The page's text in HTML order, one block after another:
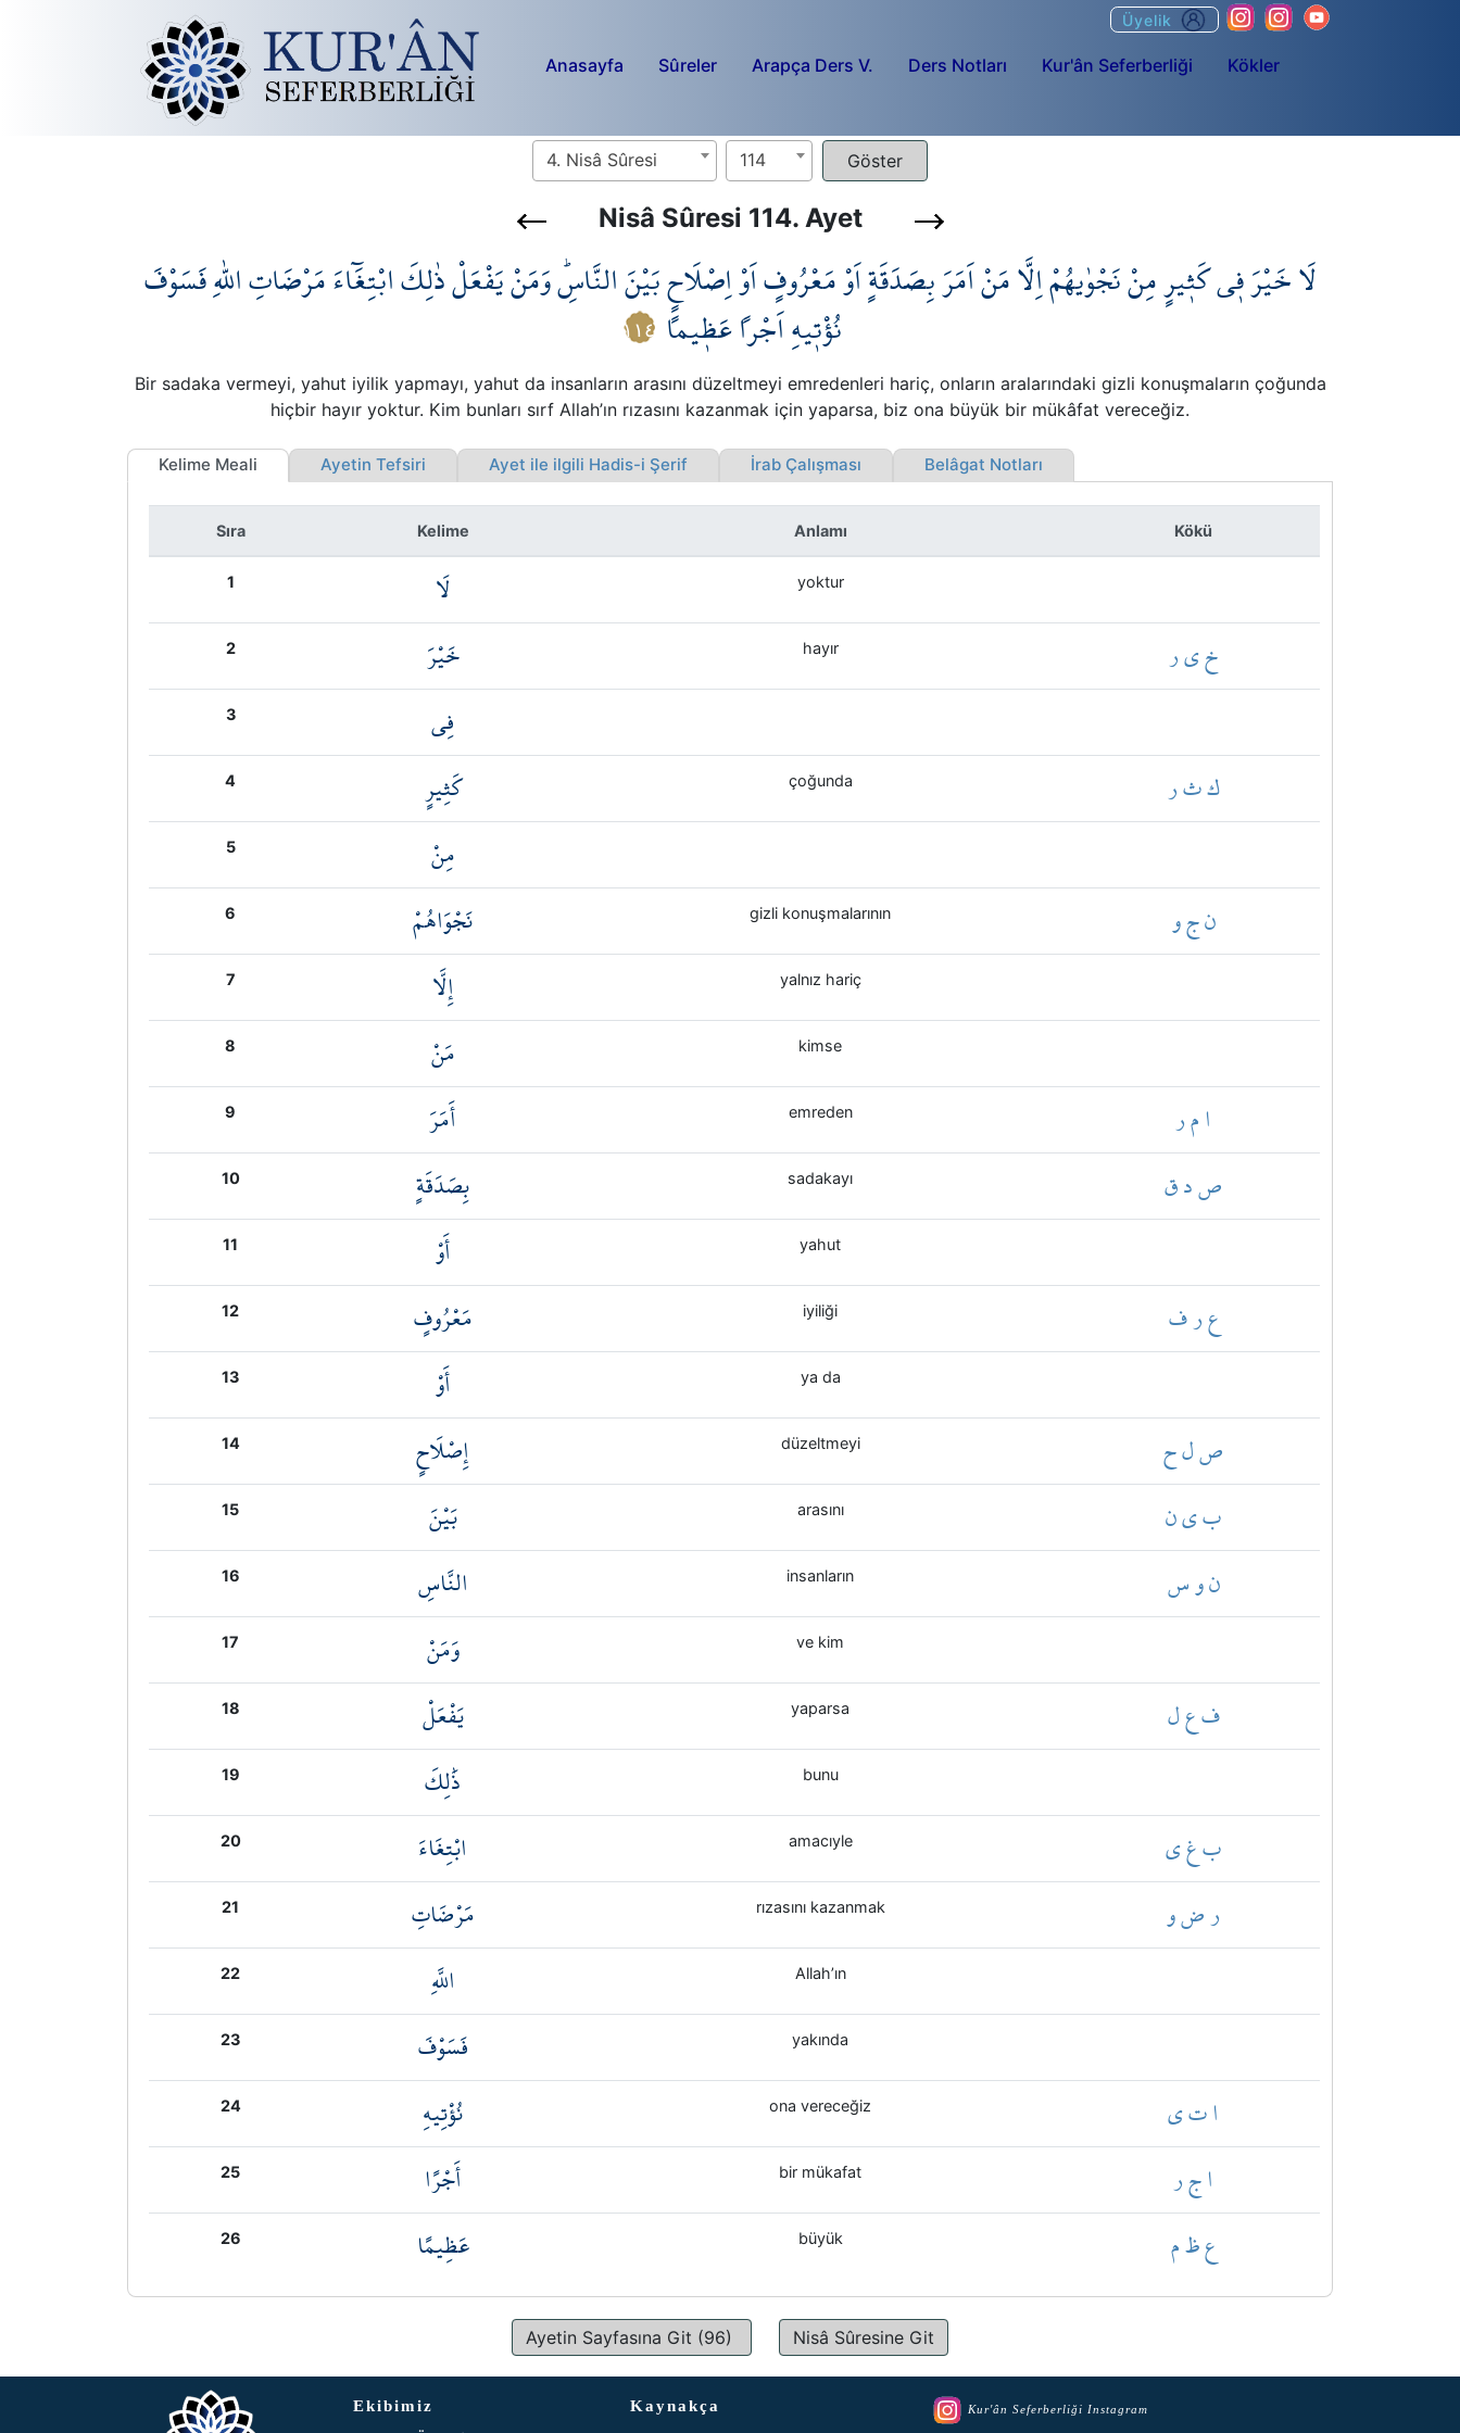
Anasayfa Sûreler Arapça Ders V. Ders Notları Kur'ân Seferberliği Kökler
Üyelik
4. Nisâ Sûresi 114
Nisâ Sûresi 114. Ayet
لَا خَيْرَ ف۪ي كَث۪يرٍ مِنْ نَجْوٰيهُمْ اِلَّا مَنْ اَمَرَ بِصَدَقَةٍ اَوْ مَعْرُوفٍ اَوْ اِصْلَاحٍ بَيْنَ النَّاسِۜ وَمَنْ يَفْعَلْ ذٰلِكَ ابْتِغَٓاءَ مَرْضَاتِ اللّٰهِ فَسَوْفَ
نُؤْت۪يهِ اَجْراً عَظ۪يماً ١١٤
Bir sadaka vermeyi, yahut iyilik yapmayı, yahut da insanların arasını düzeltmeyi emredenleri hariç, onların aralarındaki gizli konuşmaların çoğunda
hiçbir hayır yoktur. Kim bunları sırf Allah’ın rızasını kazanmak için yaparsa, biz ona büyük bir mükâfat vereceğiz.
Kelime Meali Ayetin Tefsiri Ayet ile ilgili Hadis-i Şerif İrab Çalışması Belâgat Notları
Sıra Kelime Anlamı Kökü
1 لَا yoktur
2 خَيْرَ hayır خ ي ر
3 فِي
4 كَثِيرٍ çoğunda ك ث ر
5 مِنْ
6 نَجْوَاهُمْ gizli konuşmalarının ن ج و
7 إِلَّا yalnız hariç
8 مَنْ kimse
9 أَمَرَ emreden ا م ر
10 بِصَدَقَةٍ sadakayı ص د ق
11 أَوْ yahut
12 مَعْرُوفٍ iyiliği ع ر ف
13 أَوْ ya da
14 إِصْلَاحٍ düzeltmeyi ص ل ح
15 بَيْنَ arasını ب ي ن
16 النَّاسِ insanların ن و س
17 وَمَنْ ve kim
18 يَفْعَلْ yaparsa ف ع ل
19 ذَٰلِكَ bunu
20 ابْتِغَاءَ amacıyle ب غ ي
21 مَرْضَاتِ rızasını kazanmak ر ض و
22 اللَّهِ Allah’ın
23 فَسَوْفَ yakında
24 نُؤْتِيهِ ona vereceğiz ا ت ي
25 أَجْرًا bir mükafat ا ج ر
26 عَظِيمًا büyük ع ظ م
Ayetin Sayfasına Git (96) Nisâ Sûresine Git
Ekibimiz
Kaynakça
Kur'ân Seferberliği Instagram